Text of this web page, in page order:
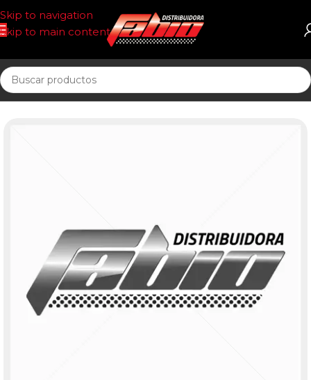
Skip to navigation
Skip to main content
Inicio UNIDAD SELLADA COMBUST